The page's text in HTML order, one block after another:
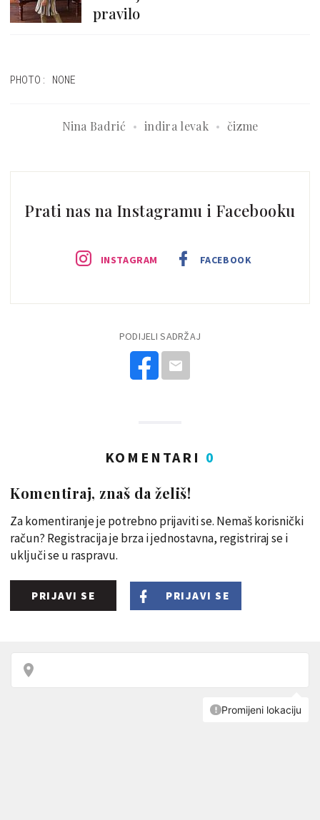
pravilo
PHOTO: NONE
Nina Badrić indira levak čizme
Prati nas na Instagramu i Facebooku
INSTAGRAM FACEBOOK
PODIJELI SADRŽAJ
KOMENTARI 0
Komentiraj, znaš da želiš!
Za komentiranje je potrebno prijaviti se. Nemaš korisnički
račun? Registracija je brza i jednostavna, registriraj se i
uključi se u raspravu.
PRIJAVI SE PRIJAVI SE